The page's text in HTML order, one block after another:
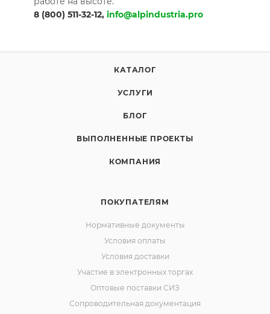
8 (800) 511-32-12, info@alpindustria.pro
КАТАЛОГ
УСЛУГИ
БЛОГ
ВЫПОЛНЕННЫЕ ПРОЕКТЫ
КОМПАНИЯ
ПОКУПАТЕЛЯМ
Нормативные документы
Условия оплаты
Условия доставки
Участие в электронных торгах
Оптовые поставки СИЗ
Сопроводительная документация